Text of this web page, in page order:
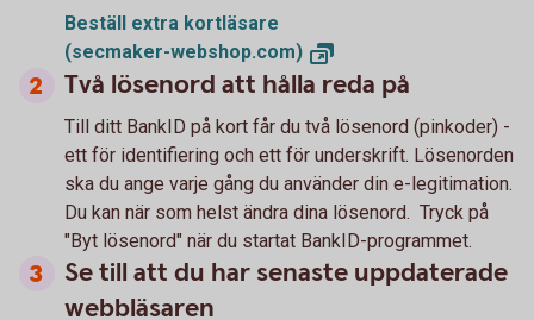
Beställ extra kortläsare
(secmaker-webshop.com)
Två lösenord att hålla reda på
Till ditt BankID på kort får du två lösenord (pinkoder) -
ett för identifiering och ett för underskrift. Lösenorden
ska du ange varje gång du använder din e-legitimation.
Du kan när som helst ändra dina lösenord. Tryck på
"Byt lösenord" när du startat BankID-programmet.
Se till att du har senaste uppdaterade
webbläsaren